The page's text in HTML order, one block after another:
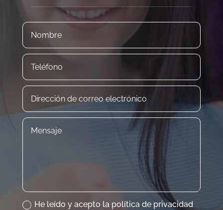
He leído y acepto la política de privacidad